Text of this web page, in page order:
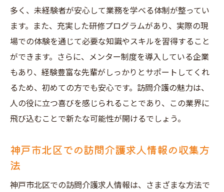
多く、未経験者が安心して業務を学べる体制が整ってい
ます。また、充実した研修プログラムがあり、実際の現
場での体験を通じて必要な知識やスキルを習得すること
ができます。さらに、メンター制度を導入している企業
もあり、経験豊富な先輩がしっかりとサポートしてくれ
るため、初めての方でも安心です。訪問介護の魅力は、
人の役に立つ喜びを感じられることであり、この業界に
飛び込むことで新たな可能性が開けるでしょう。
神戸市北区での訪問介護求人情報の収集方
法
神戸市北区での訪問介護求人情報は、さまざまな方法で